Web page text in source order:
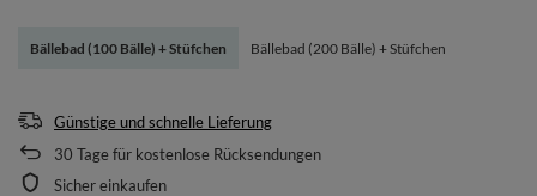
Bällebad (100 Bälle) + Stüfchen Bällebad (200 Bälle) + Stüfchen
Günstige und schnelle Lieferung
30 Tage für kostenlose Rücksendungen
Sicher einkaufen